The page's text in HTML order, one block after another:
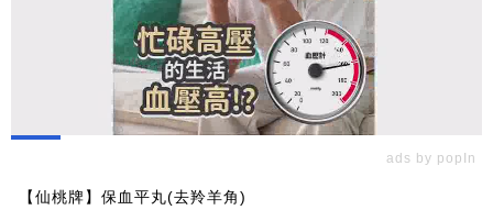
ads by popIn
【仙桃牌】保血平丸(去羚羊角)